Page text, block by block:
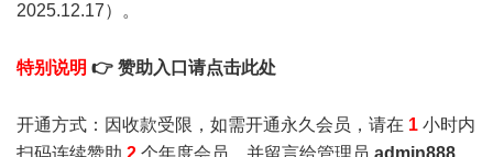
2025.12.17）。
特别说明 👉 赞助入口请点击此处
开通方式：因收款受限，如需开通永久会员，请在 1 小时内
扫码连续赞助 2 个年度会员，并留言给管理员 admin888